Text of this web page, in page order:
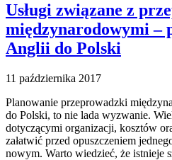
Usługi związane z
międzynarodowymi –
Anglii do Polski
11 października 2017
Planowanie przeprowadzki
do Polski, to nie lada wyzwanie.
dotyczącymi organizacji, kosztów
załatwić przed opuszczeniem
nowym. Warto wiedzieć, że istnieje